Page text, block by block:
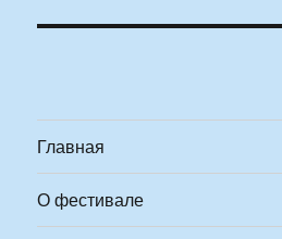
Главная
О фестивале